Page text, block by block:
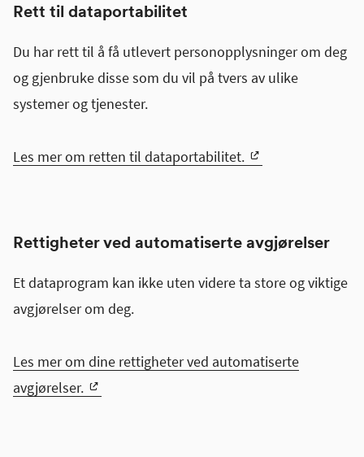
Rett til dataportabilitet
Du har rett til å få utlevert personopplysninger om deg
og gjenbruke disse som du vil på tvers av ulike
systemer og tjenester.
Les mer om retten til dataportabilitet.
Rettigheter ved automatiserte avgjørelser
Et dataprogram kan ikke uten videre ta store og viktige
avgjørelser om deg.
Les mer om dine rettigheter ved automatiserte
avgjørelser.